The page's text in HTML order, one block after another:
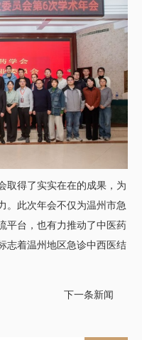
取得了实实在在的成果，为
。此次年会不仅为温州市急
平台，也有力推动了中医药
志着温州地区急诊中西医结
下一条新闻